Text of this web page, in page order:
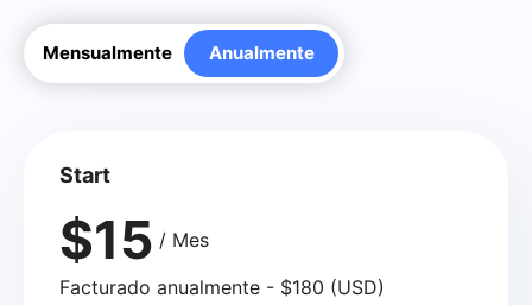
Mensualmente Anualmente
Start
$15 / Mes
Facturado anualmente - $180 (USD)